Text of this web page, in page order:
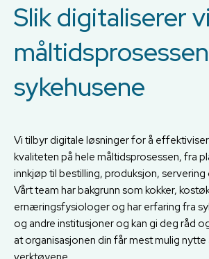
Slik digitaliserer vi
sykehusene
Vi tilbyr digitale løsninger for å
kvaliteten på hele måltidsprosessen, fra
innkjøp til bestilling, produksjon,
Vårt team har bakgrunn som kokker,
ernæringsfysiologer og har erfaring fra
og andre institusjoner og kan gi deg råd
at organisasjonen din får mest mulig